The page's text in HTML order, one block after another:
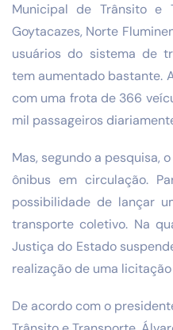
Municipal de Trânsito e
Goytacazes, Norte
usuários do sistema de
tem aumentado bastante.
com uma frota de 366
mil passageiros
Mas, segundo a pesquisa,
ônibus em circulação.
possibilidade de lançar
transporte coletivo. Na
Justiça do Estado
realização de uma
De acordo com o